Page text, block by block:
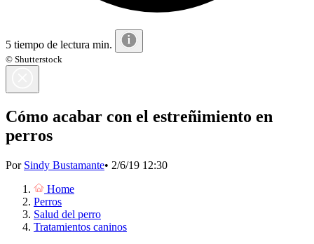
5 tiempo de lectura min.
© Shutterstock
Cómo acabar con el estreñimiento en
perros
Por Sindy Bustamante• 2/6/19 12:30
Home
Perros
Salud del perro
Tratamientos caninos